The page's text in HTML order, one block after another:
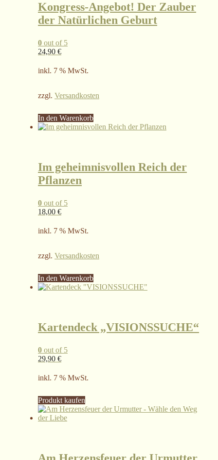
Kongress-Angebot! Der Zauber
der Natürlichen Geburt
0 out of 5
24,90 €
inkl. 7 % MwSt.
zzgl. Versandkosten
In den Warenkorb
Im geheimnisvollen Reich der
Pflanzen
0 out of 5
18,00 €
inkl. 7 % MwSt.
zzgl. Versandkosten
In den Warenkorb
Kartendeck „VISIONSSUCHE“
0 out of 5
29,90 €
inkl. 7 % MwSt.
Produkt kaufen